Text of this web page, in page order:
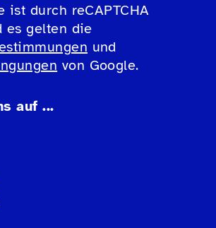
ist durch reCAPTCHA
es gelten die
und
von Google.
auf ...